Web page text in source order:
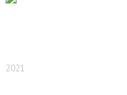
2021